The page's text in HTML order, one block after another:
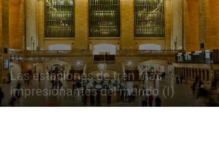
Destinos Europa
Las estaciones de tren más
impresionantes del mundo (I)